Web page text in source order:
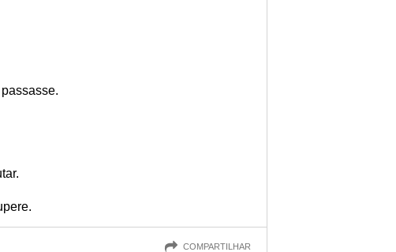
COMPARTILHAR